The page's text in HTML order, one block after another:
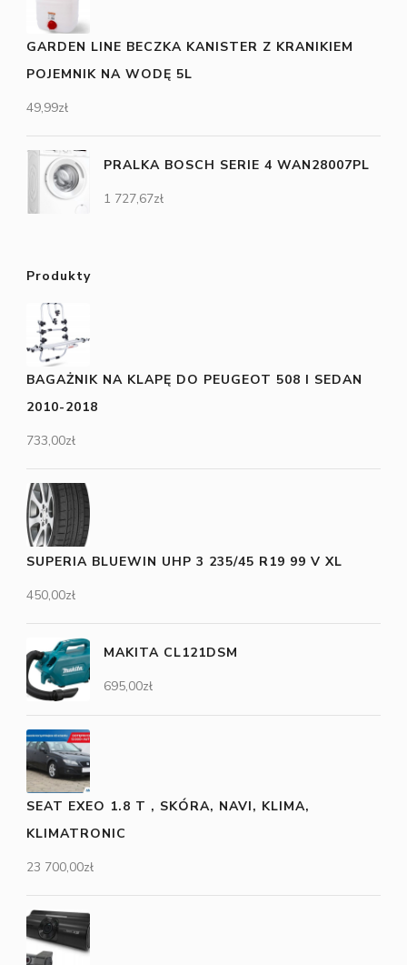
GARDEN LINE BECZKA KANISTER Z KRANIKIEM
POJEMNIK NA WODĘ 5L
49,99zł
PRALKA BOSCH SERIE 4 WAN28007PL
1 727,67zł
Produkty
BAGAŻNIK NA KLAPĘ DO PEUGEOT 508 I SEDAN
2010-2018
733,00zł
SUPERIA BLUEWIN UHP 3 235/45 R19 99 V XL
450,00zł
MAKITA CL121DSM
695,00zł
SEAT EXEO 1.8 T , SKÓRA, NAVI, KLIMA,
KLIMATRONIC
23 700,00zł